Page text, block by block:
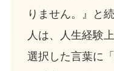
りません。』と
人は、人生経験
選択した言葉に